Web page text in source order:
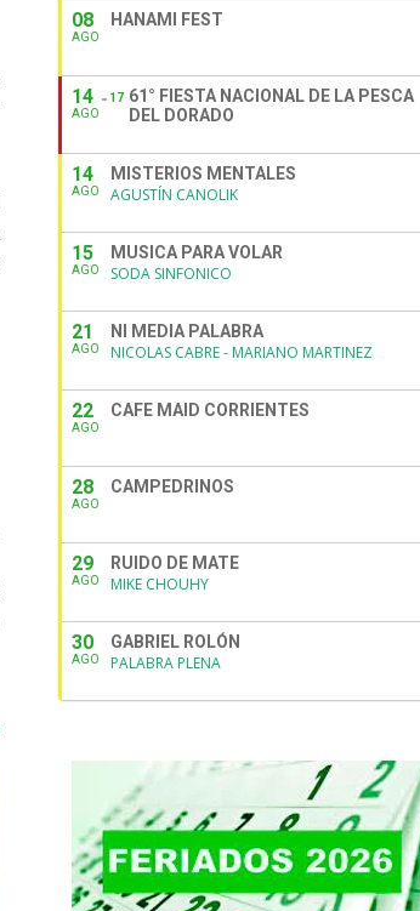
08
AGO
HANAMI FEST
14
AGO
17 61° FIESTA NACIONAL DE LA PESCA
DEL DORADO
14
AGO
MISTERIOS MENTALES
AGUSTÍN CANOLIK
15
AGO
MUSICA PARA VOLAR
SODA SINFONICO
21
AGO
NI MEDIA PALABRA
NICOLAS CABRE - MARIANO MARTINEZ
22
AGO
CAFE MAID CORRIENTES
28
AGO
CAMPEDRINOS
29
AGO
RUIDO DE MATE
MIKE CHOUHY
30
AGO
GABRIEL ROLÓN
PALABRA PLENA